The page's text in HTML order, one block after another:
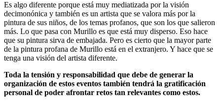
Es algo diferente porque está muy mediatizada por la visión
decimonónica y también es un artista que se valora más por la
pintura de sus niños, de los temas profanos, que son los que salieron
más. Lo que pasa con Murillo es que está muy disperso. Eso hace
que su pintura sirva de embajada. Pero es cierto que la mayor parte
de la pintura profana de Murillo está en el extranjero. Y hace que se
tenga una visión del artista diferente.
Toda la tensión y responsabilidad que debe de generar la
organización de estos eventos también tendrá la gratificación
personal de poder afrontar retos tan relevantes como estos.